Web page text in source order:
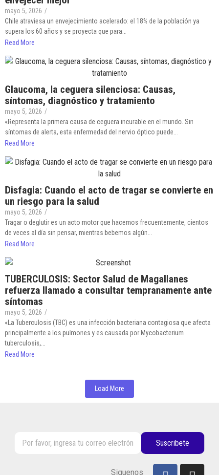
mayo 5, 2026 /
Chile atraviesa un envejecimiento acelerado: el 18% de la población ya
supera los 60 años y se proyecta que para...
Read More
Glaucoma, la ceguera silenciosa: Causas,
síntomas, diagnóstico y tratamiento
mayo 5, 2026 /
«Representa la primera causa de ceguera incurable en el mundo. Sin
síntomas de alerta, esta enfermedad del nervio óptico puede...
Read More
Disfagia: Cuando el acto de tragar se convierte en
un riesgo para la salud
mayo 5, 2026 /
Tragar o deglutir es un acto motor que hacemos frecuentemente, cientos
de veces al día sin pensar, mientras bebemos algún...
Read More
TUBERCULOSIS: Sector Salud de Magallanes
refuerza llamado a consultar tempranamente ante
síntomas
mayo 5, 2026 /
«La Tuberculosis (TBC) es una infección bacteriana contagiosa que afecta
principalmente a los pulmones y es causada por Mycobacterium
tuberculosis,...
Read More
Load More
Suscribete
Siguenos